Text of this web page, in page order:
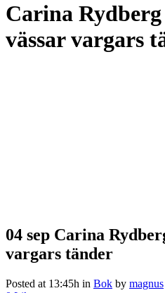
Carina Rydberg
vässar vargars
04 sep Carina
vargars tänder
Posted at 13:45h in Bok by magnus